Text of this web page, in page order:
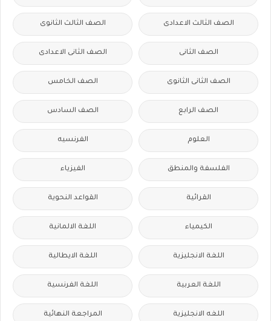
الصف الثالث الاعدادى الصف الثالث الثانوى
الصف الثانى الصف الثانى الاعدادى
الصف الثانى الثانوى الصف الخامس
الصف الرابع الصف السادس
العلوم الفرنسيه
الفلسفة والمنطق الفيزياء
القرائية القواعد النحوية
الكيمياء اللغة الالمانية
اللغة الانجليزية اللغة الايطالية
اللغة العربية اللغة الفرنسية
اللغه الانجليزية المراجعة النهائية